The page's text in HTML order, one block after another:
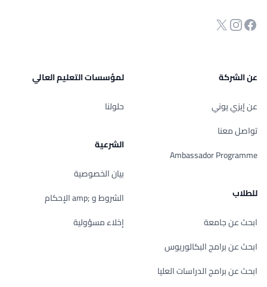
صفحة الفيسبوك
انستجرام
Twitter
عن الشركة
عن إيزي يوني
تواصل معنا
Ambassador Programme
للطلاب
ابحث عن جامعة
ابحث عن برامج البكالوريوس
ابحث عن برامج الدراسات العليا
لمؤسسات التعليم العالي
حلولنا
الشرعية
بيان الخصوصية
الشروط و ;amp الإحكام
إخلاء مسؤولية